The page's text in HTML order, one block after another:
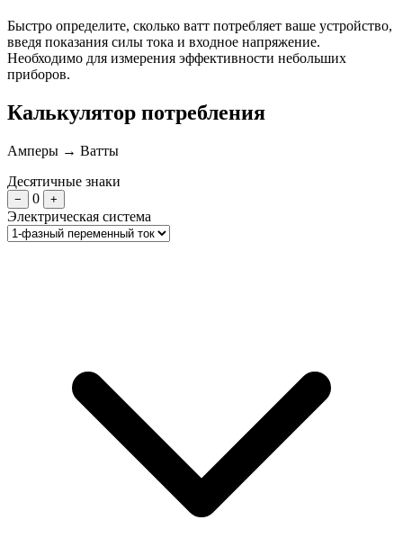
Быстро определите, сколько ватт потребляет ваше устройство,
введя показания силы тока и входное напряжение.
Необходимо для измерения эффективности небольших
приборов.
Калькулятор потребления
Амперы → Ватты
Десятичные знаки
− 0 +
Электрическая система